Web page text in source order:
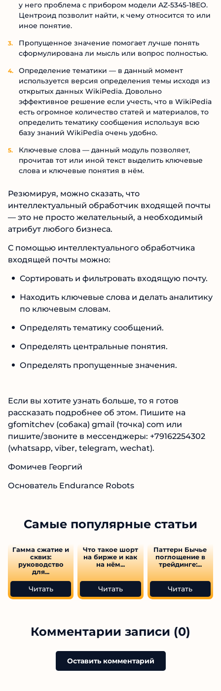
у него проблема с прибором модели AZ-5345-18EO.
Центроид позволит найти, к чему относится то или
иное понятие.
Пропущенное значение помогает лучше понять
сформулирована ли мысль или вопрос полностью.
Определение тематики — в данный момент
используется версия определения темы исходя из
открытых данных WikiPedia. Довольно
эффективное решение если учесть, что в WikiPedia
есть огромное количество статей и материалов, то
определить тематику сообщения используя всю
базу знаний WikiPedia очень удобно.
Ключевые слова — данный модуль позволяет,
прочитав тот или иной текст выделить ключевые
слова и ключевые понятия в нём.
Резюмируя, можно сказать, что
интеллектуальный обработчик входящей почты
— это не просто желательный, а необходимый
атрибут любого бизнеса.
С помощью интеллектуального обработчика
входящей почты можно:
Сортировать и фильтровать входящую почту.
Находить ключевые слова и делать аналитику
по ключевым словам.
Определять тематику сообщений.
Определять центральные понятия.
Определять пропущенные значения.
Если вы хотите узнать больше, то я готов
рассказать подробнее об этом. Пишите на
gfomitchev (собака) gmail (точка) com или
пишите/звоните в мессенджеры: +79162254302
(whatsapp, viber, telegram, wechat).
Фомичев Георгий
Основатель Endurance Robots
Самые популярные статьи
Гамма сжатие и
сквиз:
руководство
для...
Читать
Что такое шорт
на бирже и как
на нём...
Читать
Паттерн Бычье
поглощение в
трейдинге:...
Читать
Комментарии записи (0)
Оставить комментарий